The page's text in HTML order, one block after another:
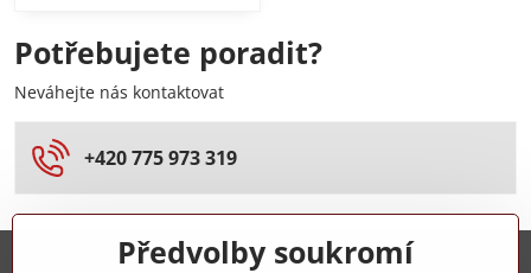
Potřebujete poradit?
Neváhejte nás kontaktovat
+420 775 973 319
Předvolby soukromí